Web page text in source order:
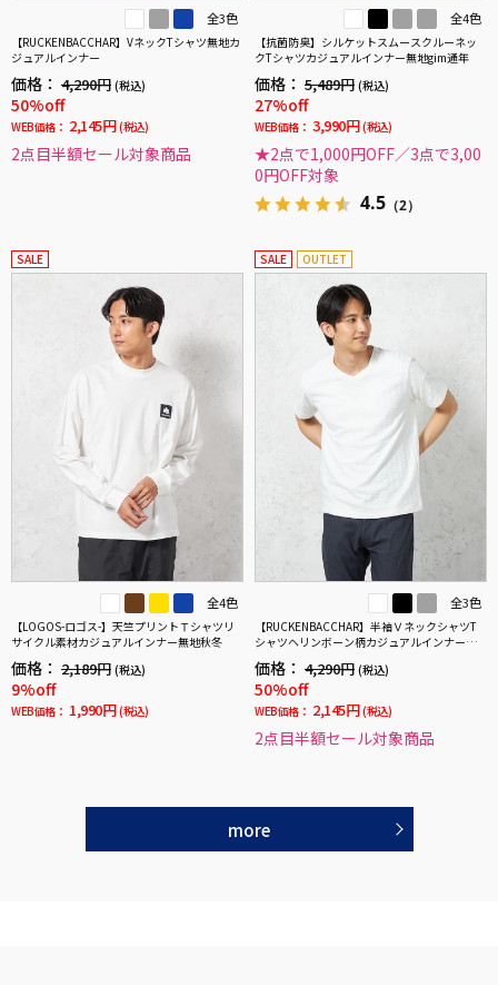
全3色
【RUCKENBACCHAR】VネックTシャツ無地カ
ジュアルインナー
価格： 4,290円 (税込)
50%off
WEB価格： 2,145円 (税込)
2点目半額セール対象商品
全4色
【抗菌防臭】シルケットスムースクルーネッ
クTシャツカジュアルインナー無地gim通年
価格： 5,489円 (税込)
27%off
WEB価格： 3,990円 (税込)
★2点で1,000円OFF／3点で3,00
0円OFF対象
4.5 （2）
SALE
全4色
【LOGOS-ロゴス-】天竺プリントＴシャツリ
サイクル素材カジュアルインナー無地秋冬
価格： 2,189円 (税込)
9%off
WEB価格： 1,990円 (税込)
SALE OUTLET
全3色
【RUCKENBACCHAR】半袖ＶネックシャツT
シャツヘリンボーン柄カジュアルインナー春
夏
価格： 4,290円 (税込)
50%off
WEB価格： 2,145円 (税込)
2点目半額セール対象商品
more